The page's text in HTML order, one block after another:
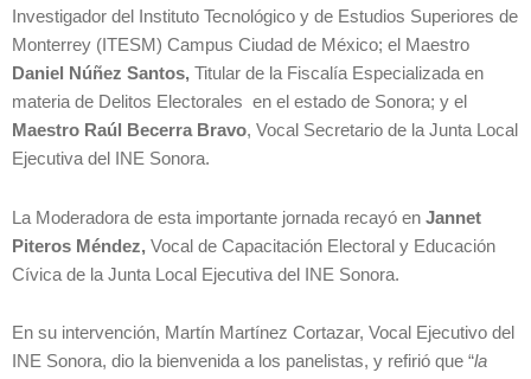
Investigador del Instituto Tecnológico y de Estudios Superiores de
Monterrey (ITESM) Campus Ciudad de México; el Maestro
Daniel Núñez Santos, Titular de la Fiscalía Especializada en
materia de Delitos Electorales en el estado de Sonora; y el
Maestro Raúl Becerra Bravo, Vocal Secretario de la Junta Local
Ejecutiva del INE Sonora.
La Moderadora de esta importante jornada recayó en Jannet
Piteros Méndez, Vocal de Capacitación Electoral y Educación
Cívica de la Junta Local Ejecutiva del INE Sonora.
En su intervención, Martín Martínez Cortazar, Vocal Ejecutivo del
INE Sonora, dio la bienvenida a los panelistas, y refirió que “la